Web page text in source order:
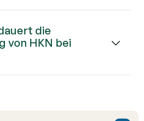
die
von HKN bei